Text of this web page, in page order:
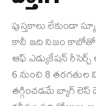
పుస్తకాలు లేకుండా
కానీ ఇది నిజం
ఆఫ్ ఎడ్యుకేషన్
6 నుంచి 8 తరగతుల
తగ్గించడమే బ్యాగ్ లెస్